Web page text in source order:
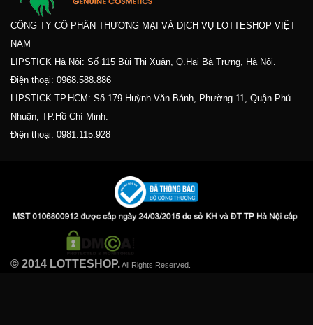
CÔNG TY CỔ PHẦN THƯƠNG MẠI VÀ DỊCH VỤ LOTTESHOP VIỆT
NAM
LIPSTICK Hà Nội: Số 115 Bùi Thị Xuân, Q.Hai Bà Trưng, Hà Nội.
Điện thoại: 0968.588.886
LIPSTICK TP.HCM: Số 179 Huỳnh Văn Bánh, Phường 11, Quận Phú
Nhuận, TP.Hồ Chí Minh.
Điện thoại: 0981.115.928
© 2014 LOTTESHOP.All Rights Reserved.